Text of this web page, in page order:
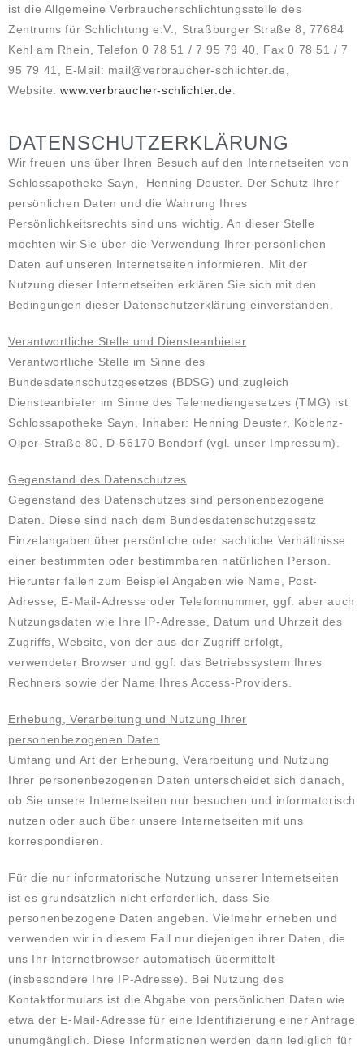
ist die Allgemeine Verbraucherschlichtungsstelle des
Zentrums für Schlichtung e.V., Straßburger Straße 8, 77684
Kehl am Rhein, Telefon 0 78 51 / 7 95 79 40, Fax 0 78 51 / 7
95 79 41, E-Mail: mail@verbraucher-schlichter.de,
Website:www.verbraucher-schlichter.de
DATENSCHUTZERKLÄRUNG
Wir freuen uns über Ihren Besuch auf den Internetseiten von
Schlossapotheke Sayn, Henning Deuster. Der Schutz Ihrer
persönlichen Daten und die Wahrung Ihres
Persönlichkeitsrechts sind uns wichtig. An dieser Stelle
möchten wir Sie über die Verwendung Ihrer persönlichen
Daten auf unseren Internetseiten informieren. Mit der
Nutzung dieser Internetseiten erklären Sie sich mit den
Bedingungen dieser Datenschutzerklärung einverstanden.
Verantwortliche Stelle und Diensteanbieter
Verantwortliche Stelle im Sinne des
Bundesdatenschutzgesetzes (BDSG) und zugleich
Diensteanbieter im Sinne des Telemediengesetzes (TMG) ist
Schlossapotheke Sayn, Inhaber: Henning Deuster, Koblenz-
Olper-Straße 80, D-56170 Bendorf (vgl. unser Impressum).
Gegenstand des Datenschutzes
Gegenstand des Datenschutzes sind personenbezogene
Daten. Diese sind nach dem Bundesdatenschutzgesetz
Einzelangaben über persönliche oder sachliche Verhältnisse
einer bestimmten oder bestimmbaren natürlichen Person.
Hierunter fallen zum Beispiel Angaben wie Name, Post-
Adresse, E-Mail-Adresse oder Telefonnummer, ggf. aber auch
Nutzungsdaten wie Ihre IP-Adresse, Datum und Uhrzeit des
Zugriffs, Website, von der aus der Zugriff erfolgt,
verwendeter Browser und ggf. das Betriebssystem Ihres
Rechners sowie der Name Ihres Access-Providers.
Erhebung, Verarbeitung und Nutzung Ihrer
personenbezogenen Daten
Umfang und Art der Erhebung, Verarbeitung und Nutzung
Ihrer personenbezogenen Daten unterscheidet sich danach,
ob Sie unsere Internetseiten nur besuchen und informatorisch
nutzen oder auch über unsere Internetseiten mit uns
korrespondieren.
Für die nur informatorische Nutzung unserer Internetseiten
ist es grundsätzlich nicht erforderlich, dass Sie
personenbezogene Daten angeben. Vielmehr erheben und
verwenden wir in diesem Fall nur diejenigen ihrer Daten, die
uns Ihr Internetbrowser automatisch übermittelt
(insbesondere Ihre IP-Adresse). Bei Nutzung des
Kontaktformulars ist die Abgabe von persönlichen Daten wie
etwa der E-Mail-Adresse für eine Identifizierung einer Anfrage
unumgänglich. Diese Informationen werden dann lediglich für